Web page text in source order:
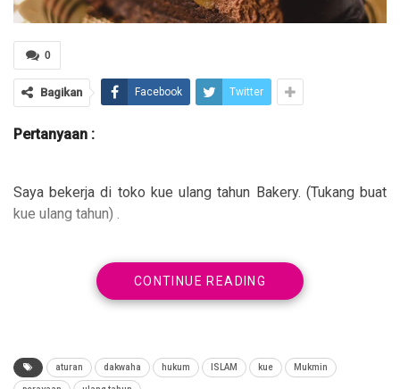
0
Bagikan Facebook Twitter
Pertanyaan :
Saya bekerja di toko kue ulang tahun Bakery. (Tukang buat
kue ulang tahun) .
Jadi saya harus bagaimana ya pak?
CONTINUE READING
aturan dakwaha hukum ISLAM kue Mukmin